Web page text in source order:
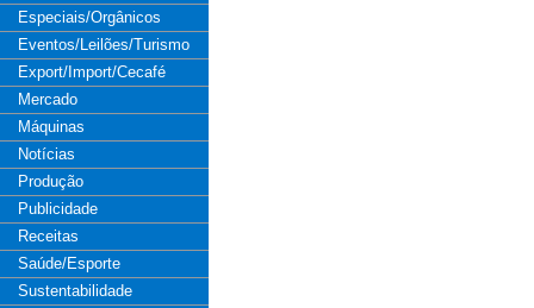
Especiais/Orgânicos
Eventos/Leilões/Turismo
Export/Import/Cecafé
Mercado
Máquinas
Notícias
Produção
Publicidade
Receitas
Saúde/Esporte
Sustentabilidade